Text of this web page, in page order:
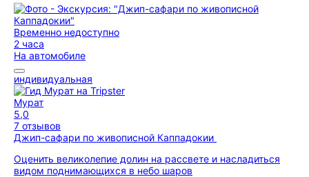
Временно недоступно
2 часа
На автомобиле
индивидуальная
Мурат
5,0
7 отзывов
Джип-сафари по живописной Каппадокии
Оценить великолепие долин на рассвете и насладиться
видом поднимающихся в небо шаров